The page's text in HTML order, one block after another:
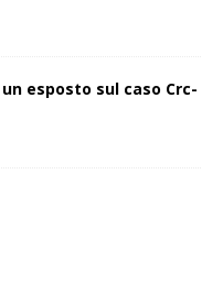
esposto sul caso Crc-